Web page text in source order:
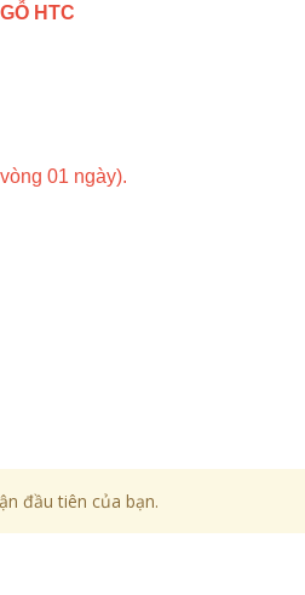
HTC
01 ngày).
đầu tiên của bạn.